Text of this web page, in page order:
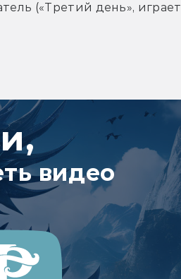
(«Третий день», играет
видео